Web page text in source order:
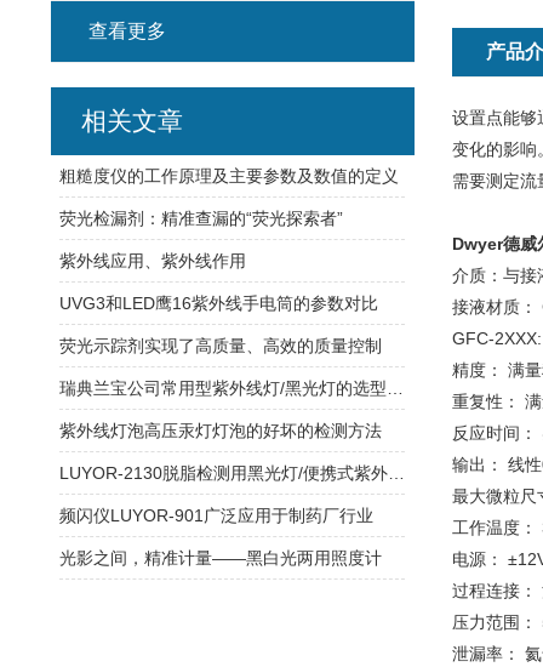
产品
设置点能够
变化的影响
需要测定流
Dwyer德威
介质：与接
接液材质：
GFC-
精度： 满
重复性：
反应时间
输出： 线
最大微粒尺
工作温度：
电源：
过程连接：
压力范围
泄漏率：
查看更多
相关文章
粗糙度仪的工作原理及主要参数及数值的定义
荧光检漏剂：精准查漏的“荧光探索者”
紫外线应用、紫外线作用
UVG3和LED鹰16紫外线手电筒的参数对比
荧光示踪剂实现了高质量、高效的质量控制
紫外线灯泡高压汞灯灯泡的好坏的检测方法
频闪仪LUYOR-901广泛应用于制药厂行业
光影之间，精准计量——黑白光两用照度计